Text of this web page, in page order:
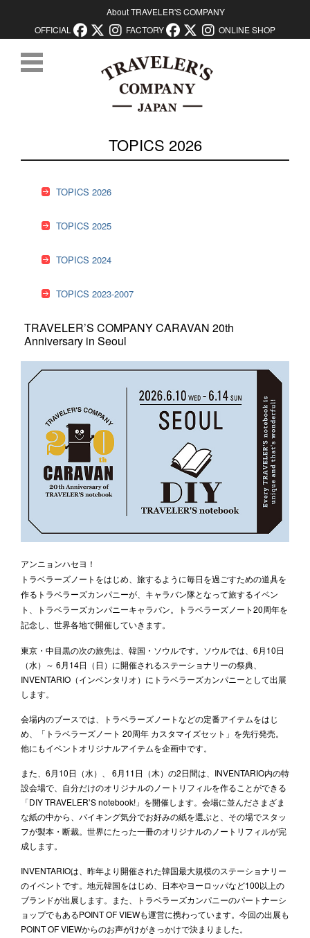
About TRAVELER'S COMPANY
OFFICIAL
FACTORY ONLINE SHOP
TOPICS 2026
TOPICS 2026
TOPICS 2025
TOPICS 2024
TOPICS 2023-2007
TRAVELER’S COMPANY CARAVAN 20th
Anniversary in Seoul
アンニョンハセヨ！
トラベラーズノートをはじめ、旅するように毎日を過ごすための道具を
作るトラベラーズカンパニーが、キャラバン隊となって旅するイベン
ト、トラベラーズカンパニーキャラバン。トラベラーズノート20周年を
記念し、世界各地で開催していきます。
東京・中目黒の次の旅先は、韓国・ソウルです。ソウルでは、6月10日
（水）～ 6月14日（日）に開催されるステーショナリーの祭典、
INVENTARIO（インベンタリオ）にトラベラーズカンパニーとして出展
します。
会場内のブースでは、トラベラーズノートなどの定番アイテムをはじ
め、「トラベラーズノート 20周年 カスタマイズセット」を先行発売。
他にもイベントオリジナルアイテムを企画中です。
また、6月10日（水）、 6月11日（木）の2日間は、INVENTARIO内の特
設会場で、自分だけのオリジナルのノートリフィルを作ることができる
「DIY TRAVELER’S notebook!」を開催します。会場に並んださまざま
な紙の中から、バイキング気分でお好みの紙を選ぶと、その場でスタッ
フが製本・断裁。世界にたった一冊のオリジナルのノートリフィルが完
成します。
INVENTARIOは、昨年より開催された韓国最大規模のステーショナリー
のイベントです。地元韓国をはじめ、日本やヨーロッパなど100以上の
ブランドが出展します。また、トラベラーズカンパニーのパートナーシ
ョップでもあるPOINT OF VIEWも運営に携わっています。今回の出展も
POINT OF VIEWからのお声がけがきっかけで決まりました。